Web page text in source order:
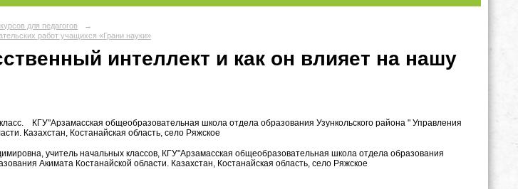
для педагогов
→
работ учащихся «Грани науки»
интеллект и как он влияет на нашу
КГУ"Арзамасская общеобразовательная школа отдела образования Узункольского района " Управления
Казахстан, Костанайская область, село Ряжское
учитель начальных классов, КГУ"Арзамасская общеобразовательная школа отдела образования
Акимата Костанайской области. Казахстан, Костанайская область, село Ряжское